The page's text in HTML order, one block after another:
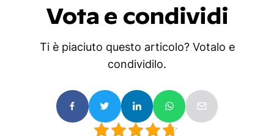
Vota e condividi
Ti è piaciuto questo articolo? Votalo e
condividilo.